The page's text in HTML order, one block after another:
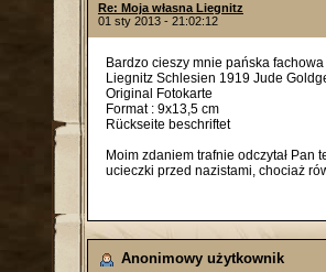
Re: Moja własna Liegnitz
01 sty 2013 - 21:02:12
Bardzo cieszy mnie pańska
Liegnitz Schlesien 1919 Jude
Original Fotokarte
Format : 9x13,5 cm
Rückseite beschriftet
Moim zdaniem trafnie odczytał Pan
ucieczki przed nazistami, chociaż
Anonimowy użytkownik